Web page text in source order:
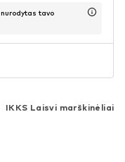
tavo
IKKS Laisvi marškinėliai